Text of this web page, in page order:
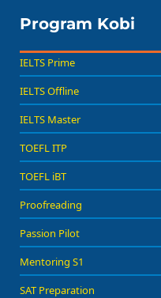
Program Kobi
IELTS Prime
IELTS Offline
IELTS Master
TOEFL ITP
TOEFL iBT
Proofreading
Passion Pilot
Mentoring S1
SAT Preparation